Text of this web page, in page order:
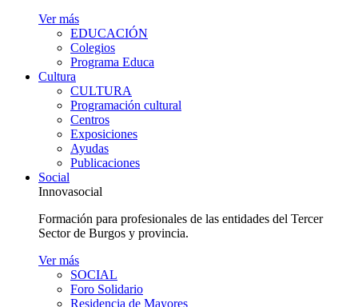
Ver más
EDUCACIÓN
Colegios
Programa Educa
Cultura
CULTURA
Programación cultural
Centros
Exposiciones
Ayudas
Publicaciones
Social
Innovasocial
Formación para profesionales de las entidades del Tercer
Sector de Burgos y provincia.
Ver más
SOCIAL
Foro Solidario
Residencia de Mayores